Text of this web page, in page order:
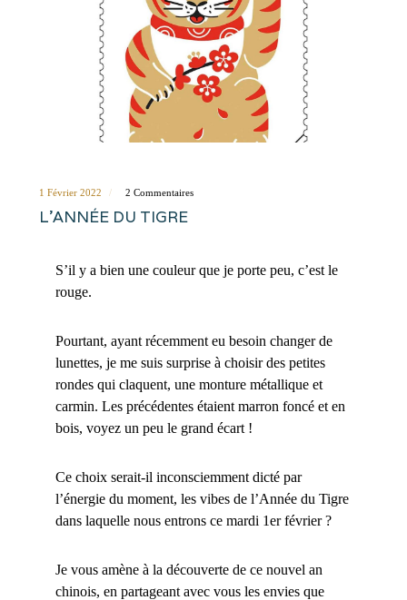
1 Février 2022 2 Commentaires
L’ANNÉE DU TIGRE
S’il y a bien une couleur que je porte peu, c’est le
rouge.
Pourtant, ayant récemment eu besoin changer de
lunettes, je me suis surprise à choisir des petites
rondes qui claquent, une monture métallique et
carmin. Les précédentes étaient marron foncé et en
bois, voyez un peu le grand écart !
Ce choix serait-il inconsciemment dicté par
l’énergie du moment, les vibes de l’Année du Tigre
dans laquelle nous entrons ce mardi 1er février ?
Je vous amène à la découverte de ce nouvel an
chinois, en partageant avec vous les envies que